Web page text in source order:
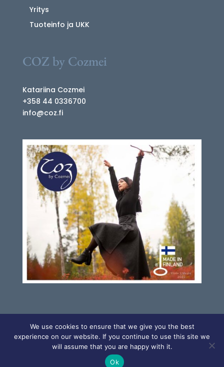
Yritys
Tuoteinfo ja UKK
COZ by Cozmei
Katariina Cozmei
+358 44 0336700
info@coz.fi
Design Del-Horses 2022 | Copyright Cozmei
We use cookies to ensure that we give you the best
experience on our website. If you continue to use this site we
will assume that you are happy with it.
Ok